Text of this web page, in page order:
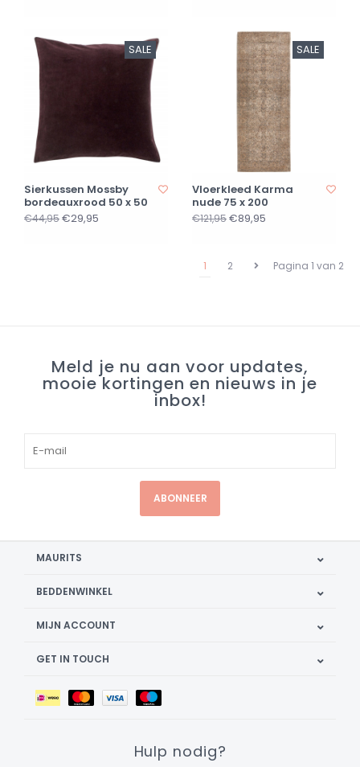
SALE
Sierkussen Mossby
bordeauxrood 50 x 50
€44,95€29,95
SALE
Vloerkleed Karma
nude 75 x 200
€121,95€89,95
Pagina 1 van 2
1 2
Meld je nu aan voor updates,
mooie kortingen en nieuws in je
inbox!
ABONNEER
MAURITS
BEDDENWINKEL
MIJN ACCOUNT
GET IN TOUCH
Hulp nodig?